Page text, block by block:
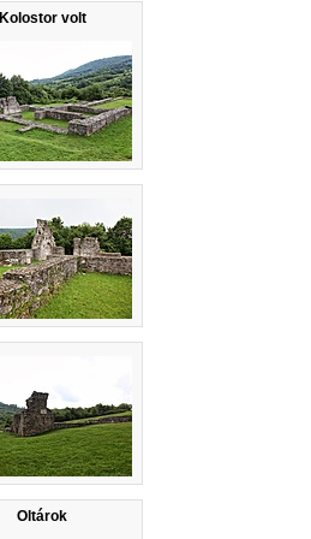
Kolostor volt
Oltárok